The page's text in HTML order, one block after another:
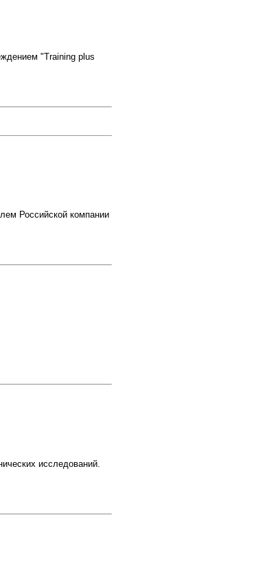
"Training plus
Российской компании
исследований.